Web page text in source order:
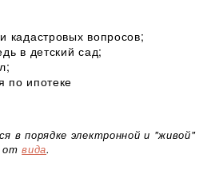
кадастровых вопросов;
в детский сад;
по ипотеке
в порядке электронной и "живой"
отвида.